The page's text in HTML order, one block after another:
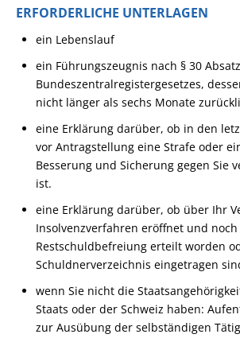
ERFORDERLICHE UNTERLAGEN
ein Lebenslauf
ein Führungszeugnis nach § 30
Bundeszentralregistergesetzes,
nicht länger als sechs Monate
eine Erklärung darüber, ob in den
vor Antragstellung eine Strafe oder
Besserung und Sicherung gegen Sie
ist.
eine Erklärung darüber, ob über Ihr
Insolvenzverfahren eröffnet und
Restschuldbefreiung erteilt worden
Schuldnerverzeichnis eingetragen
wenn Sie nicht die
Staats oder der Schweiz haben:
zur Ausübung der selbständigen